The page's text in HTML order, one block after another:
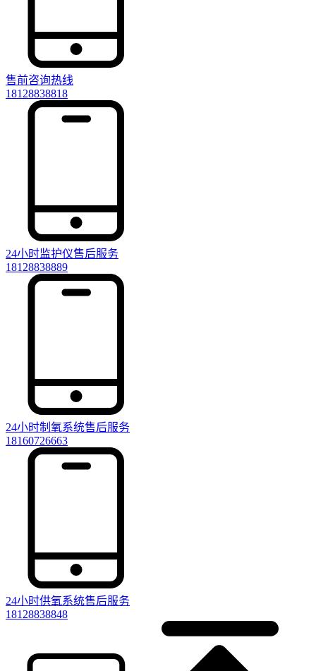
售前咨询热线
18128838818
24小时监护仪售后服务
18128838889
24小时制氧系统售后服务
18160726663
24小时供氧系统售后服务
18128838848